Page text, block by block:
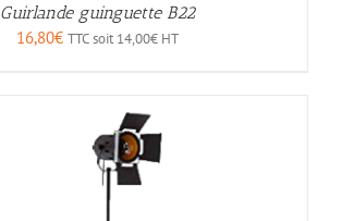
Guirlande guinguette B22
16,80€ TTC soit 14,00€HT